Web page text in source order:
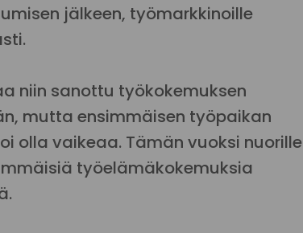
jälkeen, työmarkkinoille
niin sanottu työkokemuksen
mutta ensimmäisen työpaikan
olla vaikeaa. Tämän vuoksi nuorille
työelämäkokemuksia